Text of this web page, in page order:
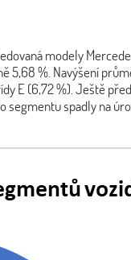
modely
%. Navýšení
E (6,72 %). Ještě
spadly na